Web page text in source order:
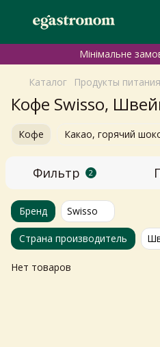
Мінімальне
Каталог Продукты питания
Кофе Swisso,
Кофе Какао, горячий
Фильтр 2
Бренд Swisso
Страна производитель
Нет товаров